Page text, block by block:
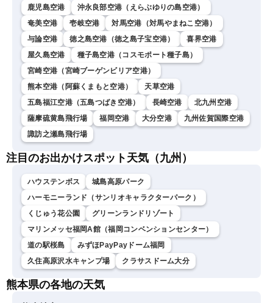
鹿児島空港
沖永良部空港（えらぶゆりの島空港）
奄美空港
壱岐空港
対馬空港（対馬やまねこ空港）
与論空港
徳之島空港（徳之島子宝空港）
喜界空港
屋久島空港
種子島空港（コスモポート種子島）
宮崎空港（宮崎ブーゲンビリア空港）
熊本空港（阿蘇くまもと空港）
天草空港
五島福江空港（五島つばき空港）
長崎空港
北九州空港
薩摩硫黄島飛行場
福岡空港 大分空港
九州佐賀国際空港
諏訪之瀬島飛行場
注目のお出かけスポット天気（九州）
ハウステンボス
城島高原パーク
ハーモニーランド（サンリオキャラクターパーク）
くじゅう花公園
グリーンランドリゾート
マリンメッセ福岡A館（福岡コンベンションセンター）
道の駅桜島
みずほPayPayドーム福岡
久住高原沢水キャンプ場
クラサスドーム大分
熊本県の各地の天気